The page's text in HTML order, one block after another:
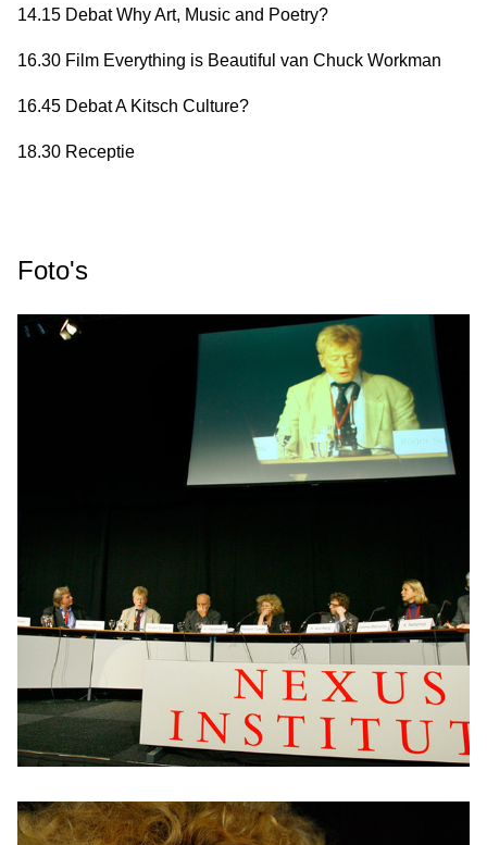
14.15 Debat Why Art, Music and Poetry?
16.30 Film Everything is Beautiful van Chuck Workman
16.45 Debat A Kitsch Culture?
18.30 Receptie
Foto's